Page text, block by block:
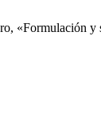
«Formulación y